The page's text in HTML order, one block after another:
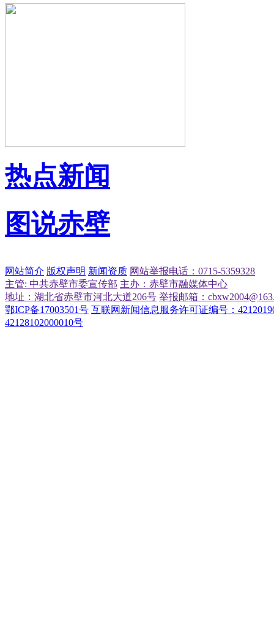
热点新闻
图说赤壁
网站简介 版权声明 新闻资质 网站举报电话：0715-5359328
主管: 中共赤壁市委宣传部 主办：赤壁市融媒体中心
地址：湖北省赤壁市河北大道206号 举报邮箱：
鄂ICP备17003501号 互联网新闻信息服务许可证编号：
42128102000010号